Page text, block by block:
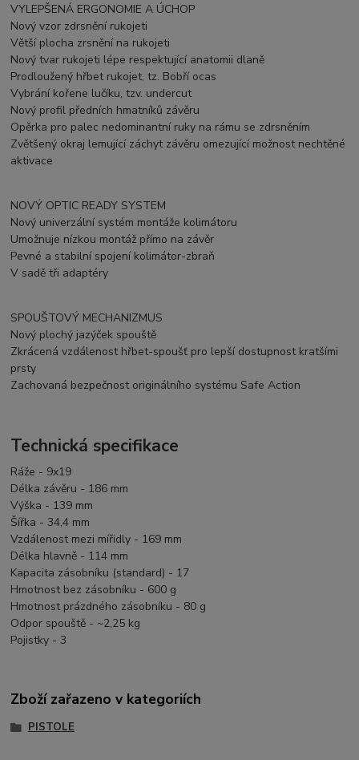
VYLEPŠENÁ ERGONOMIE A ÚCHOP
Nový vzor zdrsnění rukojeti
Větší plocha zrsnění na rukojeti
Nový tvar rukojeti lépe respektující anatomii dlaně
Prodloužený hřbet rukojet, tz. Bobří ocas
Vybrání kořene lučíku, tzv. undercut
Nový profil předních hmatníků závěru
Opěrka pro palec nedominantní ruky na rámu se zdrsněním
Zvětšený okraj lemující záchyt závěru omezující možnost nechtěné
aktivace
NOVÝ OPTIC READY SYSTEM
Nový univerzální systém montáže kolimátoru
Umožnuje nízkou montáž přímo na závěr
Pevné a stabilní spojení kolimátor-zbraň
V sadě tři adaptéry
SPOUŠTOVÝ MECHANIZMUS
Nový plochý jazýček spouště
Zkrácená vzdálenost hřbet-spoušť pro lepší dostupnost kratšími
prsty
Zachovaná bezpečnost originálního systému Safe Action
Technická specifikace
Ráže - 9x19
Délka závěru - 186 mm
Výška - 139 mm
Šířka - 34,4 mm
Vzdálenost mezi mířidly - 169 mm
Délka hlavně - 114 mm
Kapacita zásobníku (standard) - 17
Hmotnost bez zásobníku - 600 g
Hmotnost prázdného zásobníku - 80 g
Odpor spouště - ~2,25 kg
Pojistky - 3
Zboží zařazeno v kategoriích
PISTOLE